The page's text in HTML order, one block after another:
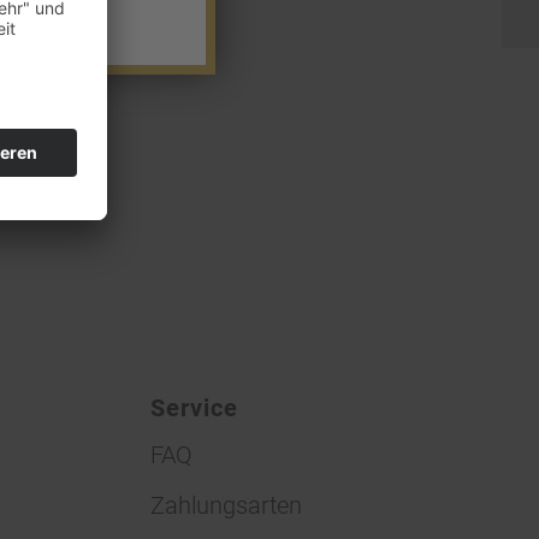
Service
FAQ
Zahlungsarten